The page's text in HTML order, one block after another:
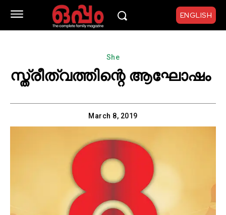
ENGLISH
She
സ്ത്രീത്വത്തിന്റെ ആഘോഷം
March 8, 2019